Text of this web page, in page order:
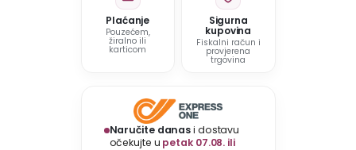
Plaćanje
Pouzećem,
žiralno ili
karticom
Sigurna
kupovina
Fiskalni račun i
provjerena
trgovina
Naručite danasi dostavu
očekujte u petak 07.08. ili